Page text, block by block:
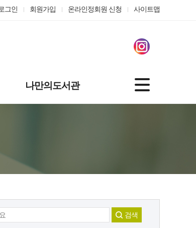
그인 회원가입 온라인정회원 신청 사이트맵
나만의도서관
맞춤도서 서비스
온라인정회원 신청
검색